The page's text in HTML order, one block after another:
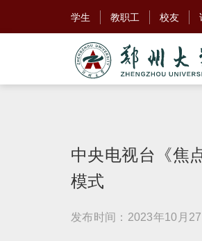
学生 教职工 校友
中央电视台《焦
模式
发布时间：2023年10月27